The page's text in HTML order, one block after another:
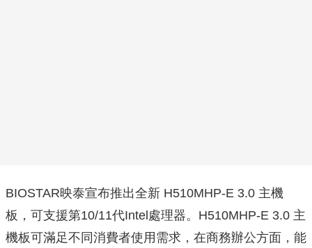
BIOSTAR映泰宣布推出全新 H510MHP-E 3.0 主機
板，可支援第10/11代Intel處理器。H510MHP-E 3.0 主
機板可滿足不同消費者使用需求，在商務辦公方面，能